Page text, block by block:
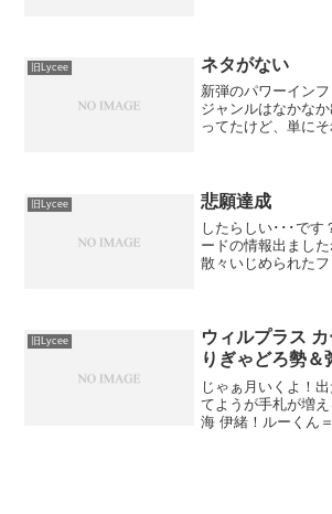
す･･･。
旧Lycee ネタがない
新弾のパワーイン
ジャンルはなかな
ってたけど、単に
キ：日単五種コン
旧Lycee 悲願達成
したらしい･･･です
ードの情報出まし
散々いじめられた
ート一回戦 月単
旧Lycee
ウィルプラス
りぎゃどろ勢
じゃぁ月いくよ！
てようが手札が増
海 伊緒！ルーくん